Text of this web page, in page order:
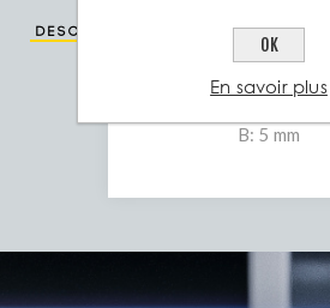
Description Spéc. technique
B: 5 mm
OK
En savoir plus